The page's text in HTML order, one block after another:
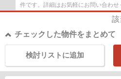
件です。詳細はお気軽にお問い合わせ
該
チェックした物件をまとめて
検討リストに追加